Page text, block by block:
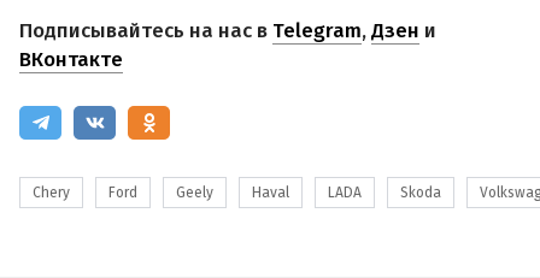
Подписывайтесь на нас в Telegram,Дзен и
ВКонтакте
Chery Ford Geely Haval LADA Skoda